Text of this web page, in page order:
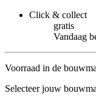
Click & collect
gratis
Vandaag
Voorraad in de
Selecteer jouw